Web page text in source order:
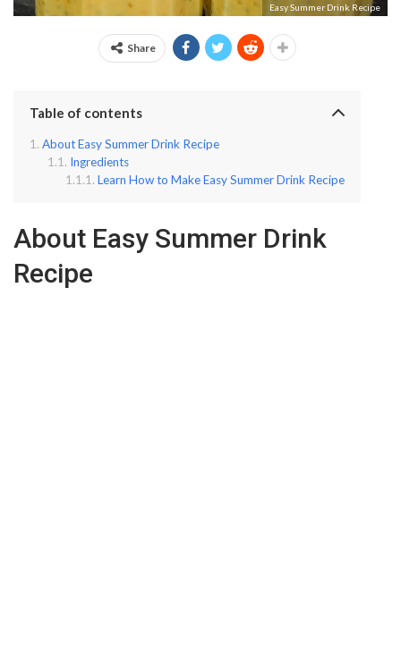
Easy Summer Drink Recipe
Share
Table of contents
About Easy Summer Drink Recipe
Ingredients
Learn How to Make Easy Summer Drink Recipe
About Easy Summer Drink
Recipe